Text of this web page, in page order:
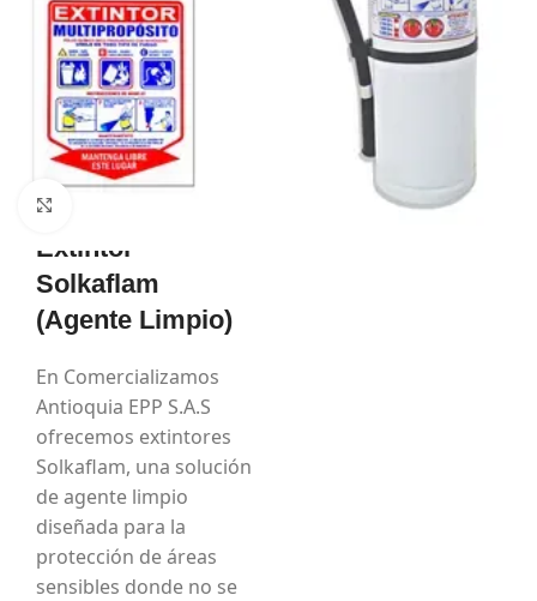
Extintor
solkaflam
Extintor
Solkaflam
(Agente Limpio)
En Comercializamos
Antioquia EPP S.A.S
ofrecemos extintores
Solkaflam, una solución
de agente limpio
diseñada para la
protección de áreas
sensibles donde no se